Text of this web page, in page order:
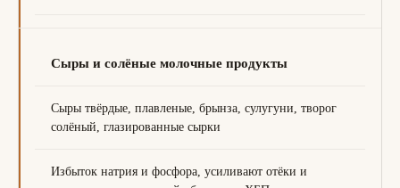
Сыры и солёные молочные продукты
Сыры твёрдые, плавленые, брынза, сулугуни, творог
солёный, глазированные сырки
Избыток натрия и фосфора, усиливают отёки и